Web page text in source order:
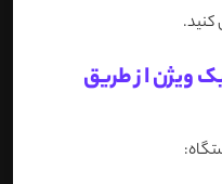
کنید.
ویژن از طریق